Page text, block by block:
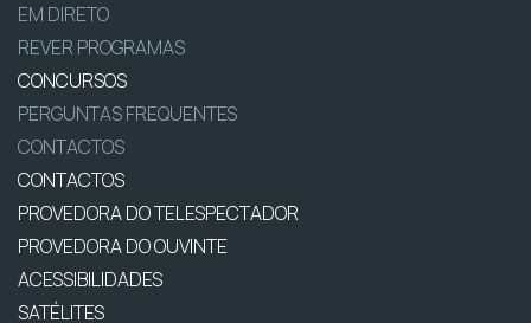
EM DIRETO
REVER PROGRAMAS
CONCURSOS
PERGUNTAS FREQUENTES
CONTACTOS
CONTACTOS
PROVEDORA DO TELESPECTADOR
PROVEDORA DO OUVINTE
ACESSIBILIDADES
SATÉLITES